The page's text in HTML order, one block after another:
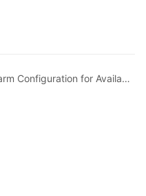
Previous topic: Monitoring and Alarm Configuration for Available IP Addresses of Subnets Associated with Clusters